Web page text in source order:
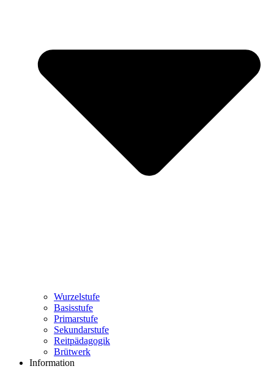
Wurzelstufe
Basisstufe
Primarstufe
Sekundarstufe
Reitpädagogik
Brütwerk
Information